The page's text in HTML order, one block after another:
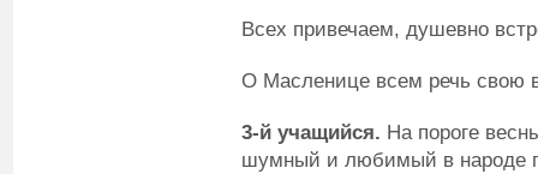
Всех привечаем, душевно
О Масленице всем речь свою
3-й учащийся. На пороге
шумный и любимый в народе